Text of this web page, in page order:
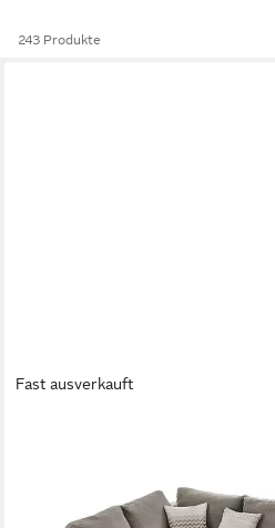
243 Produkte
Fast ausverkauft
Topper, Schwenkteil rechts,